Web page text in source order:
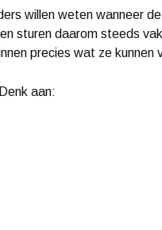
willen weten wanneer
sturen daarom steeds
precies wat ze kunnen
aan: